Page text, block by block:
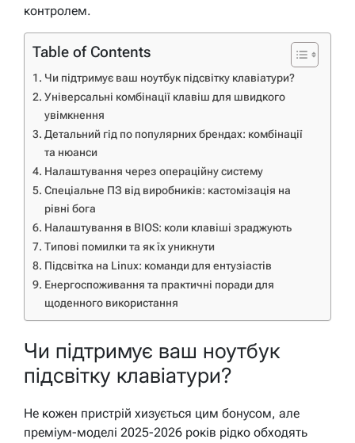
контролем.
Table of Contents
Чи підтримує ваш ноутбук підсвітку клавіатури?
Універсальні комбінації клавіш для швидкого
увімкнення
Детальний гід по популярних брендах: комбінації
та нюанси
Налаштування через операційну систему
Спеціальне ПЗ від виробників: кастомізація на
рівні бога
Налаштування в BIOS: коли клавіші зраджують
Типові помилки та як їх уникнути
Підсвітка на Linux: команди для ентузіастів
Енергоспоживання та практичні поради для
щоденного використання
Чи підтримує ваш ноутбук
підсвітку клавіатури?
Не кожен пристрій хизується цим бонусом, але
преміум-моделі 2025-2026 років рідко обходять